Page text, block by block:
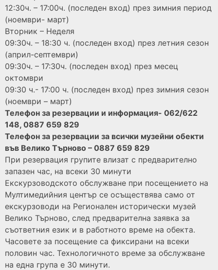
12:30ч. – 17:00ч. (последен вход) през зимния период
(ноември- март)
Вторник – Неделя
09:30ч. – 18:30 ч. (последен вход) през летния сезон
(април-септември)
09:30ч. – 17:30ч. (последен вход) през месец
октомври
09:30 ч.- 17:00 ч. (последен вход) през зимния сезон
(ноември – март)
Телефон за резервации и информация- 062/622
148, 0887 659 829
Телефон за резервации за всички музейни обекти
във Велико Търново – 0887 659 829
При резервация групите влизат с предварително
запазен час, на всеки 30 минути
Екскурзоводското обслужване при посещението на
Мултимедийния център се осъществява само от
екскурзоводи на Регионален исторически музей
Велико Търново, след предварителна заявка за
съответния език и в работното време на обекта.
Часовете за посещение са фиксирани на всеки
половин час. Технологичното време за обслужване
на една група е 30 минути.